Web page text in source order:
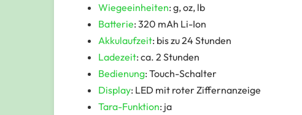
Wiegeeinheiten: g, oz, lb
Batterie: 320 mAh Li-Ion
Akkulaufzeit: bis zu 24 Stunden
Ladezeit: ca. 2 Stunden
Bedienung: Touch-Schalter
Display: LED mit roter Ziffernanzeige
Tara-Funktion: ja